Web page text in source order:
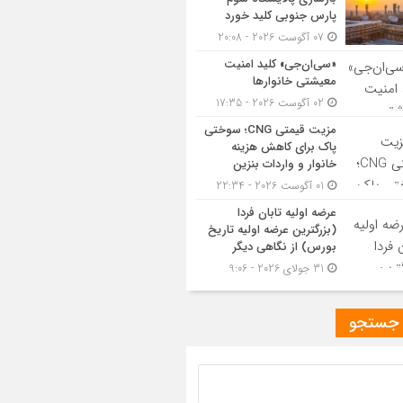
پارس جنوبی کلید خورد
«سی‌ان‌جی» کلید امنیت
معیشتی خانوارها
مزیت قیمتی CNG؛ سوختی
پاک برای کاهش هزینه
خانوار و واردات بنزین
عرضه اولیه تابان فردا
(بزرگترین عرضه اولیه تاریخ
بورس) از نگاهی دیگر
جستجو